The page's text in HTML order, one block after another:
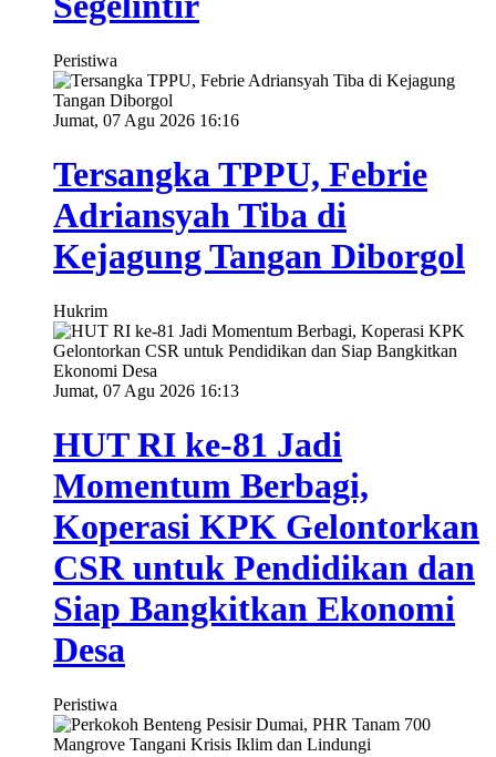
Peristiwa
Jumat, 07 Agu 2026 16:16
Tersangka TPPU, Febrie
Adriansyah Tiba di
Kejagung Tangan Diborgol
Hukrim
Jumat, 07 Agu 2026 16:13
HUT RI ke-81 Jadi
Momentum Berbagi,
Koperasi KPK Gelontorkan
CSR untuk Pendidikan dan
Siap Bangkitkan Ekonomi
Desa
Peristiwa